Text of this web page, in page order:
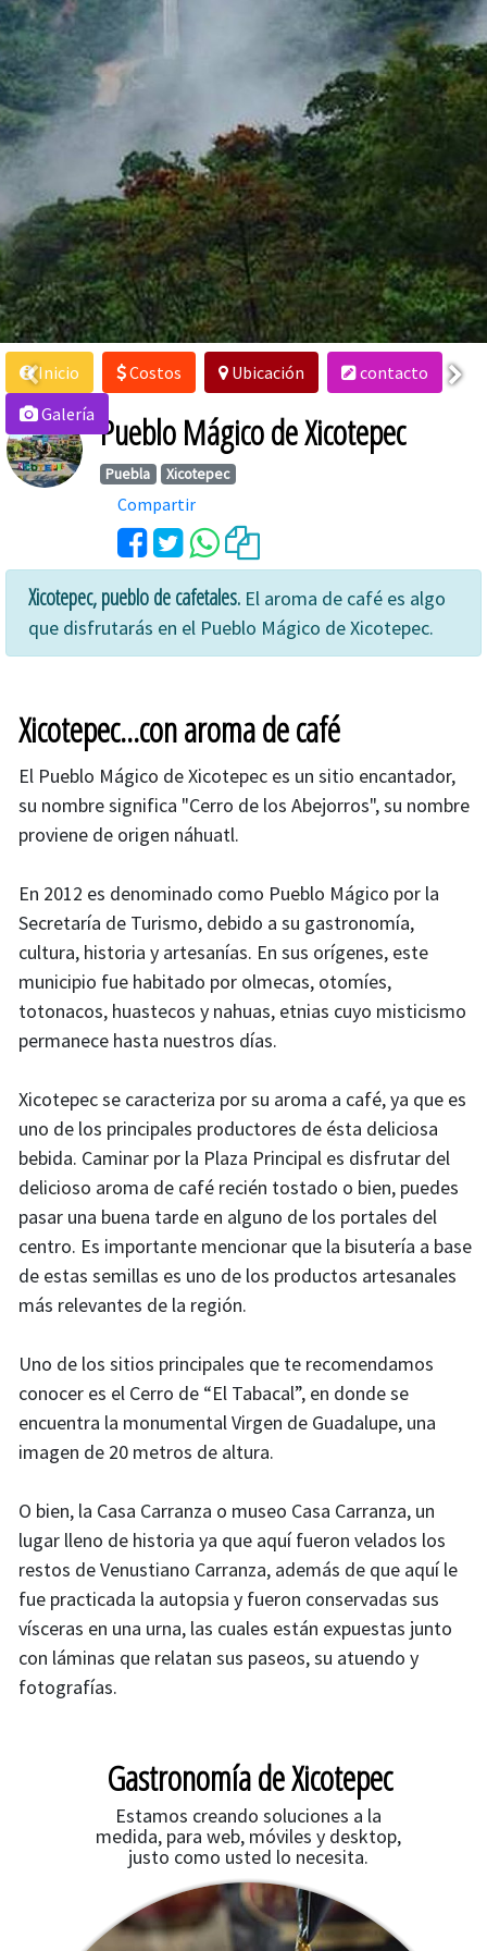
Inicio Costos Ubicación
contacto
Galería Pueblo Mágico de Xicotepec
Puebla Xicotepec
Compartir
Xicotepec, pueblo de cafetales. El aroma de café es algo
que disfrutarás en el Pueblo Mágico de Xicotepec.
Xicotepec...con aroma de café
El Pueblo Mágico de Xicotepec es un sitio encantador,
su nombre significa "Cerro de los Abejorros", su nombre
proviene de origen náhuatl.
En 2012 es denominado como Pueblo Mágico por la
Secretaría de Turismo, debido a su gastronomía,
cultura, historia y artesanías. En sus orígenes, este
municipio fue habitado por olmecas, otomíes,
totonacos, huastecos y nahuas, etnias cuyo misticismo
permanece hasta nuestros días.​
Xicotepec se caracteriza por su aroma a café, ya que es
uno de los principales productores de ésta deliciosa
bebida. Caminar por la Plaza Principal es disfrutar del
delicioso aroma de café recién tostado o bien, puedes
pasar una buena tarde en alguno de los portales del
centro. Es importante mencionar que la bisutería a base
de estas semillas es uno de los productos artesanales
más relevantes de la región.​
Uno de los sitios principales que te recomendamos
conocer es el Cerro de “El Tabacal”, en donde se
encuentra la monumental Virgen de Guadalupe, una
imagen de 20 metros de altura.
O bien, la Casa Carranza o museo Casa Carranza, un
lugar lleno de historia ya que aquí fueron velados los
restos de Venustiano Carranza, además de que aquí le
fue practicada la autopsia y fueron conservadas sus
vísceras en una urna, las cuales están expuestas junto
con láminas que relatan sus paseos, su atuendo y
fotografías.
Gastronomía de Xicotepec
Estamos creando soluciones a la
medida, para web, móviles y desktop,
justo como usted lo necesita.